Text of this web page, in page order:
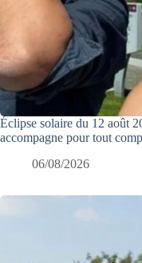
Éclipse solaire du 12 août
accompagne pour tout
06/08/2026